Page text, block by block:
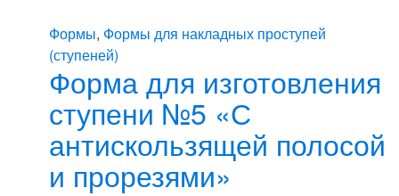
Формы, Формы для накладных проступей
(ступеней)
Форма для изготовления
ступени №5 «С
антискользящей полосой
и прорезями»